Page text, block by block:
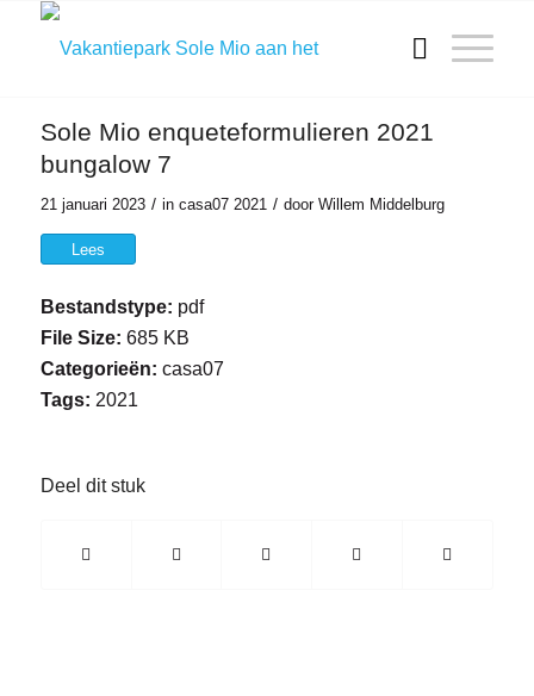
Sole Mio enqueteformulieren 2021
bungalow 7
21 januari 2023 / in casa07 2021 / door Willem Middelburg
Lees
Bestandstype: pdf
File Size: 685 KB
Categorieën: casa07
Tags: 2021
Deel dit stuk